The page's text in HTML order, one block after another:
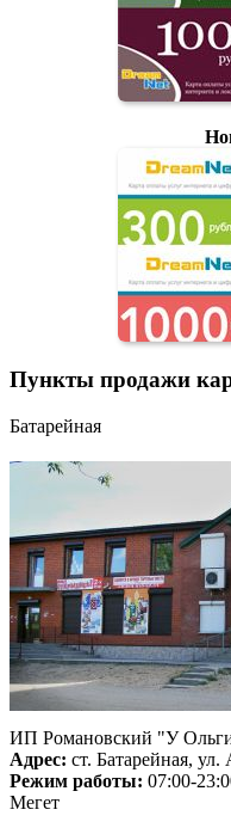
Пункты продажи
Батарейная
ИП Романовский "У
Адрес: ст. Батарейная, ул.
Режим работы: 07:00-
Мегет